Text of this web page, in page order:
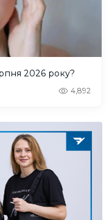
2026 року?
4,892